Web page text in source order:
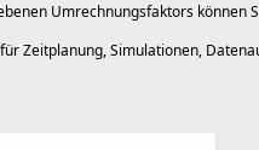
Umrechnungsfaktors können
Zeitplanung, Simulationen,